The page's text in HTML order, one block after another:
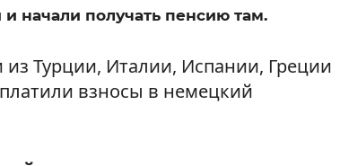
начали получать пенсию там.
Турции, Италии, Испании, Греции
взносы в немецкий